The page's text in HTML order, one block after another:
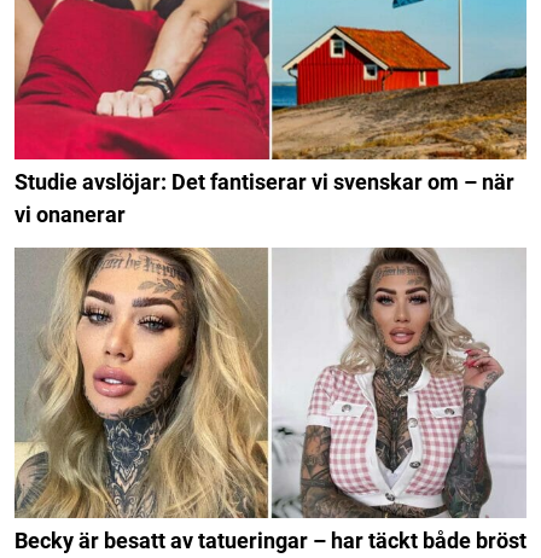
Studie avslöjar: Det fantiserar vi svenskar om – när
vi onanerar
Becky är besatt av tatueringar – har täckt både bröst